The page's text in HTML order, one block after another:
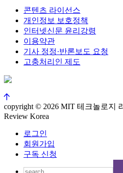
콘텐츠 라이선스
개인정보 보호정책
인터넷신문 윤리강령
이용약관
기사 정정·반론보도 요청
고충처리인 제도
copyright © 2026 MIT 테크놀로지
Review Korea
로그인
회원가입
구독 신청